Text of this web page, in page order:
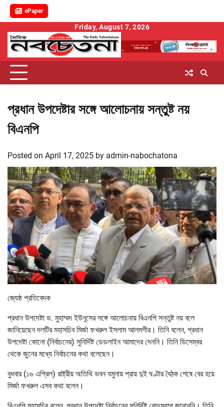
ePaper
content
Friday, August 7, 2026
প্রধান উপদেষ্টার সঙ্গে আলোচনায় সন্তুষ্ট নয়
বিএনপি
Posted on April 17, 2025 by admin-nabochatona
জ্যেষ্ঠ প্রতিবেদক
প্রধান উপদেষ্টা ড. মুহাম্মদ ইউনূসের সঙ্গে আলোচনায় বিএনপি সন্তুষ্ট নয় বলে
জানিয়েছেন দলটির মহাসচিব মির্জা ফখরুল ইসলাম আলমগীর। তিনি বলেন, প্রধান
উপদেষ্টা কোনো (নির্বাচনের) সুনির্দিষ্ট ডেডলাইন আমাদের দেননি। তিনি ডিসেম্বর
থেকে জুনের মধ্যে নির্বাচনের কথা বলেছেন।
বুধবার (১৬ এপ্রিল) রাষ্ট্রীয় অতিথি ভবন যমুনায় প্রায় দুই ঘণ্টার বৈঠক শেষে বের হয়ে
মির্জা ফখরুল এসব কথা বলেন।